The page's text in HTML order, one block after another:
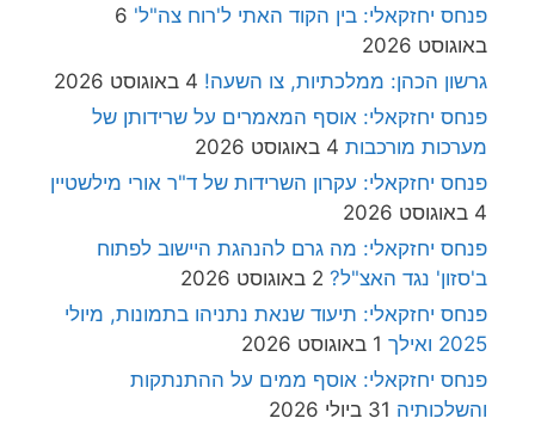
פנחס יחזקאלי: בין הקוד האתי ל'רוח צה"ל' 6
באוגוסט 2026
גרשון הכהן: ממלכתיות, צו השעה! 4 באוגוסט 2026
פנחס יחזקאלי: אוסף המאמרים על שרידותן של
מערכות מורכבות 4 באוגוסט 2026
פנחס יחזקאלי: עקרון השרידות של ד"ר אורי מילשטיין
4 באוגוסט 2026
פנחס יחזקאלי: מה גרם להנהגת היישוב לפתוח
ב'סזון' נגד האצ"ל? 2 באוגוסט 2026
פנחס יחזקאלי: תיעוד שנאת נתניהו בתמונות, מיולי
2025 ואילך
1 באוגוסט 2026
פנחס יחזקאלי: אוסף ממים על ההתנתקות
והשלכותיה 31 ביולי 2026